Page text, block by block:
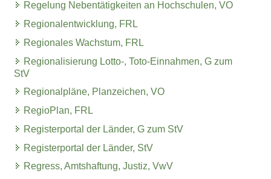
Regelung Nebentätigkeiten an Hochschulen, VO
Regionalentwicklung, FRL
Regionales Wachstum, FRL
Regionalisierung Lotto-, Toto-Einnahmen, G zum
StV
Regionalpläne, Planzeichen, VO
RegioPlan, FRL
Registerportal der Länder, G zum StV
Registerportal der Länder, StV
Regress, Amtshaftung, Justiz, VwV